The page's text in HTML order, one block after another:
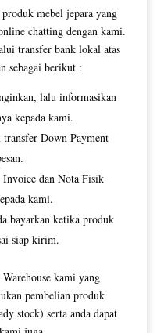
mebel jepara yang
chatting dengan kami.
transfer bank lokal atas
sebagai berikut :
lalu informasikan
kepada kami.
Down Payment
dan Nota Fisik
kami.
bayarkan ketika produk
siap kirim.
kami yang
pembelian produk
stock) serta anda dapat